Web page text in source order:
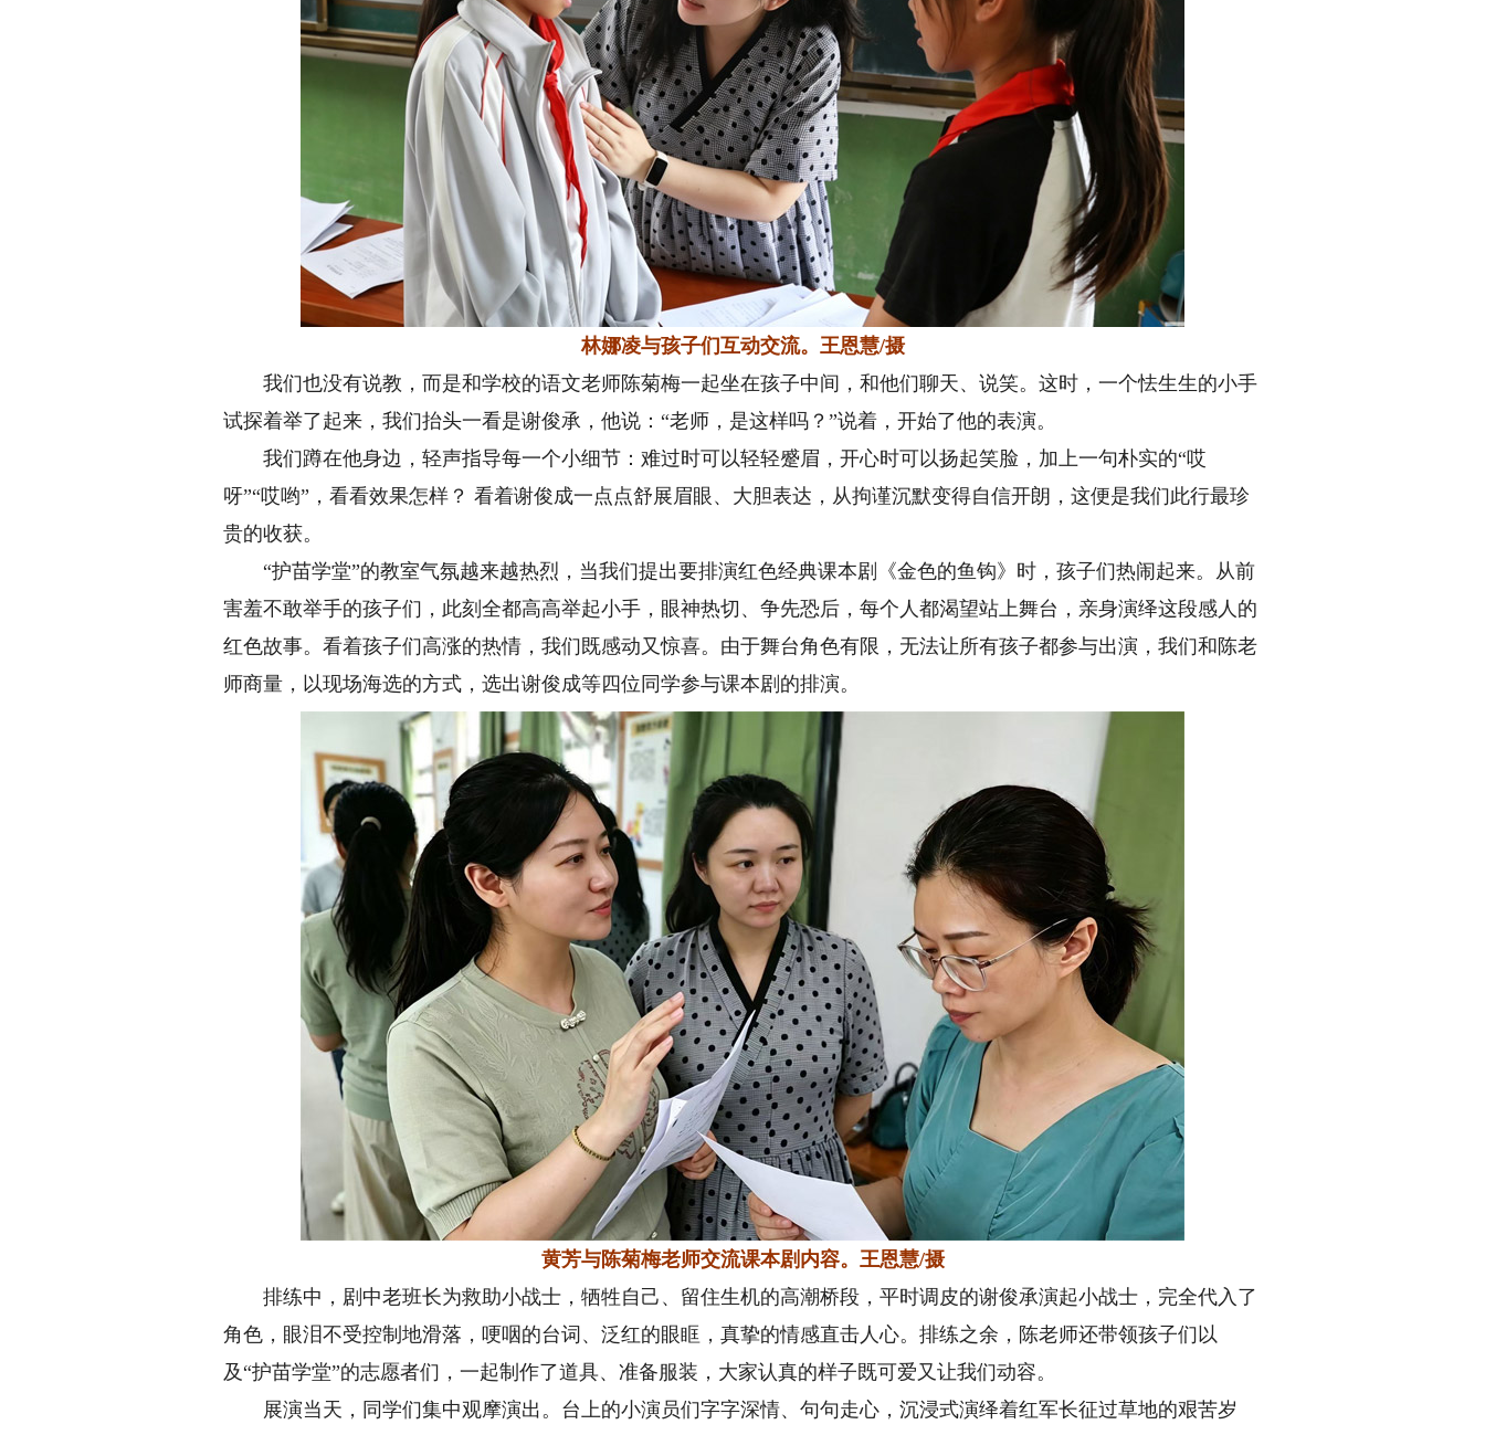
林娜凌与孩子们互动交流。王恩慧/摄
我们也没有说教，而是和学校的语文老师陈菊梅一起坐在孩子中间，和他们聊天、说笑。这时，一个怯生生的小手
试探着举了起来，我们抬头一看是谢俊承，他说：“老师，是这样吗？”说着，开始了他的表演。
我们蹲在他身边，轻声指导每一个小细节：难过时可以轻轻蹙眉，开心时可以扬起笑脸，加上一句朴实的“哎
呀”“哎哟”，看看效果怎样？ 看着谢俊成一点点舒展眉眼、大胆表达，从拘谨沉默变得自信开朗，这便是我们此行最珍
贵的收获。
“护苗学堂”的教室气氛越来越热烈，当我们提出要排演红色经典课本剧《金色的鱼钩》时，孩子们热闹起来。从前
害羞不敢举手的孩子们，此刻全都高高举起小手，眼神热切、争先恐后，每个人都渴望站上舞台，亲身演绎这段感人的
红色故事。看着孩子们高涨的热情，我们既感动又惊喜。由于舞台角色有限，无法让所有孩子都参与出演，我们和陈老
师商量，以现场海选的方式，选出谢俊成等四位同学参与课本剧的排演。
黄芳与陈菊梅老师交流课本剧内容。王恩慧/摄
排练中，剧中老班长为救助小战士，牺牲自己、留住生机的高潮桥段，平时调皮的谢俊承演起小战士，完全代入了
角色，眼泪不受控制地滑落，哽咽的台词、泛红的眼眶，真挚的情感直击人心。排练之余，陈老师还带领孩子们以
及“护苗学堂”的志愿者们，一起制作了道具、准备服装，大家认真的样子既可爱又让我们动容。
展演当天，同学们集中观摩演出。台上的小演员们字字深情、句句走心，沉浸式演绎着红军长征过草地的艰苦岁